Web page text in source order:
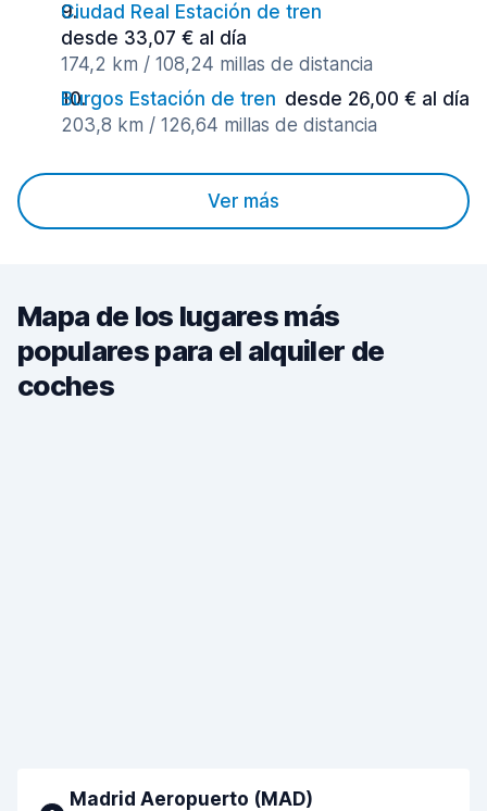
Ciudad Real Estación de tren
desde 33,07 € al día
174,2 km / 108,24 millas de distancia
Burgos Estación de tren desde 26,00 € al día
203,8 km / 126,64 millas de distancia
Ver más
Mapa de los lugares más
populares para el alquiler de
coches
Madrid Aeropuerto (MAD)